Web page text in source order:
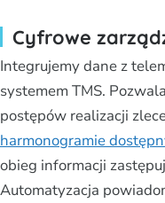
Cyfrowe
Integrujemy dane z
systemem TMS.
postępów realizacji
harmonogramie
obieg informacji
Automatyzacja